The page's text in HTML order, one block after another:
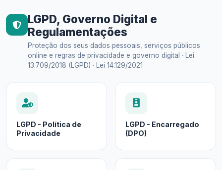
LGPD, Governo Digital e
Regulamentações
Proteção dos seus dados pessoais, serviços públicos
online e regras de privacidade e governo digital · Lei
13.709/2018 (LGPD) · Lei 14.129/2021
LGPD - Política de
Privacidade
LGPD - Encarregado
(DPO)